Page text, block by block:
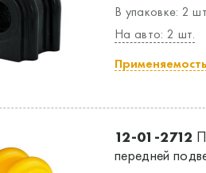
В упаковке: 2
На авто: 2 шт.
Применяемость
12-01-2712
передней